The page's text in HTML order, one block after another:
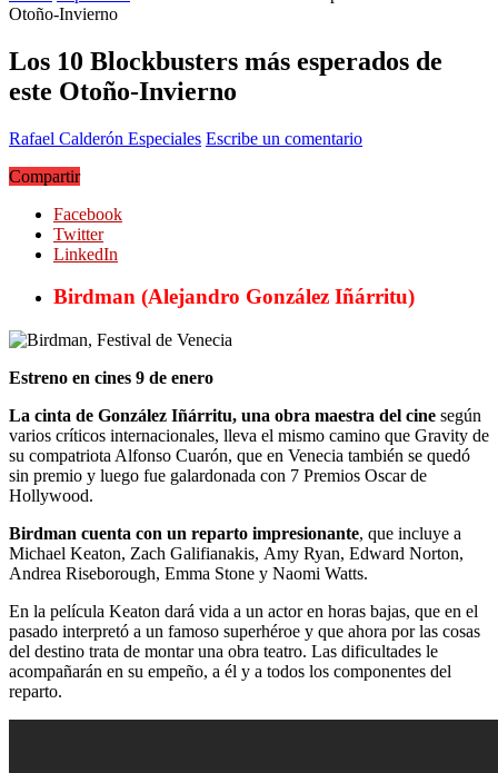
Otoño-Invierno
Los 10 Blockbusters más esperados de
este Otoño-Invierno
Rafael Calderón Especiales Escribe un comentario
Compartir
Facebook
Twitter
LinkedIn
Birdman (Alejandro González Iñárritu)
Estreno en cines 9 de enero
La cinta de González Iñárritu, una obra maestra del cine según
varios críticos internacionales, lleva el mismo camino que Gravity de
su compatriota Alfonso Cuarón, que en Venecia también se quedó
sin premio y luego fue galardonada con 7 Premios Oscar de
Hollywood.
Birdman cuenta con un reparto impresionante, que incluye a
Michael Keaton, Zach Galifianakis, Amy Ryan, Edward Norton,
Andrea Riseborough, Emma Stone y Naomi Watts.
En la película Keaton dará vida a un actor en horas bajas, que en el
pasado interpretó a un famoso superhéroe y que ahora por las cosas
del destino trata de montar una obra teatro. Las dificultades le
acompañarán en su empeño, a él y a todos los componentes del
reparto.